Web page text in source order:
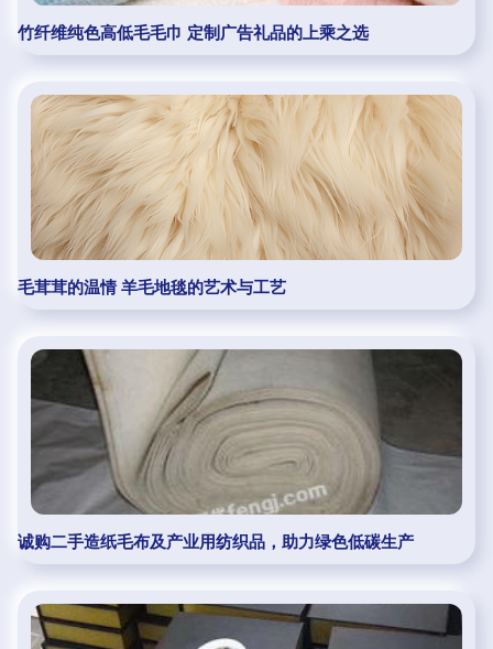
竹纤维纯色高低毛毛巾 定制广告礼品的上乘之选
毛茸茸的温情 羊毛地毯的艺术与工艺
诚购二手造纸毛布及产业用纺织品，助力绿色低碳生产